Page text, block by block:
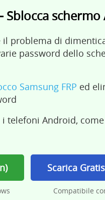
Sblocca
il problema di
password dello
Samsung FRP ed
telefoni Android, come
Scarica
Compatibile